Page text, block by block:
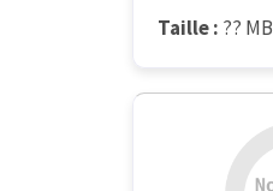
Taille : ?? MB